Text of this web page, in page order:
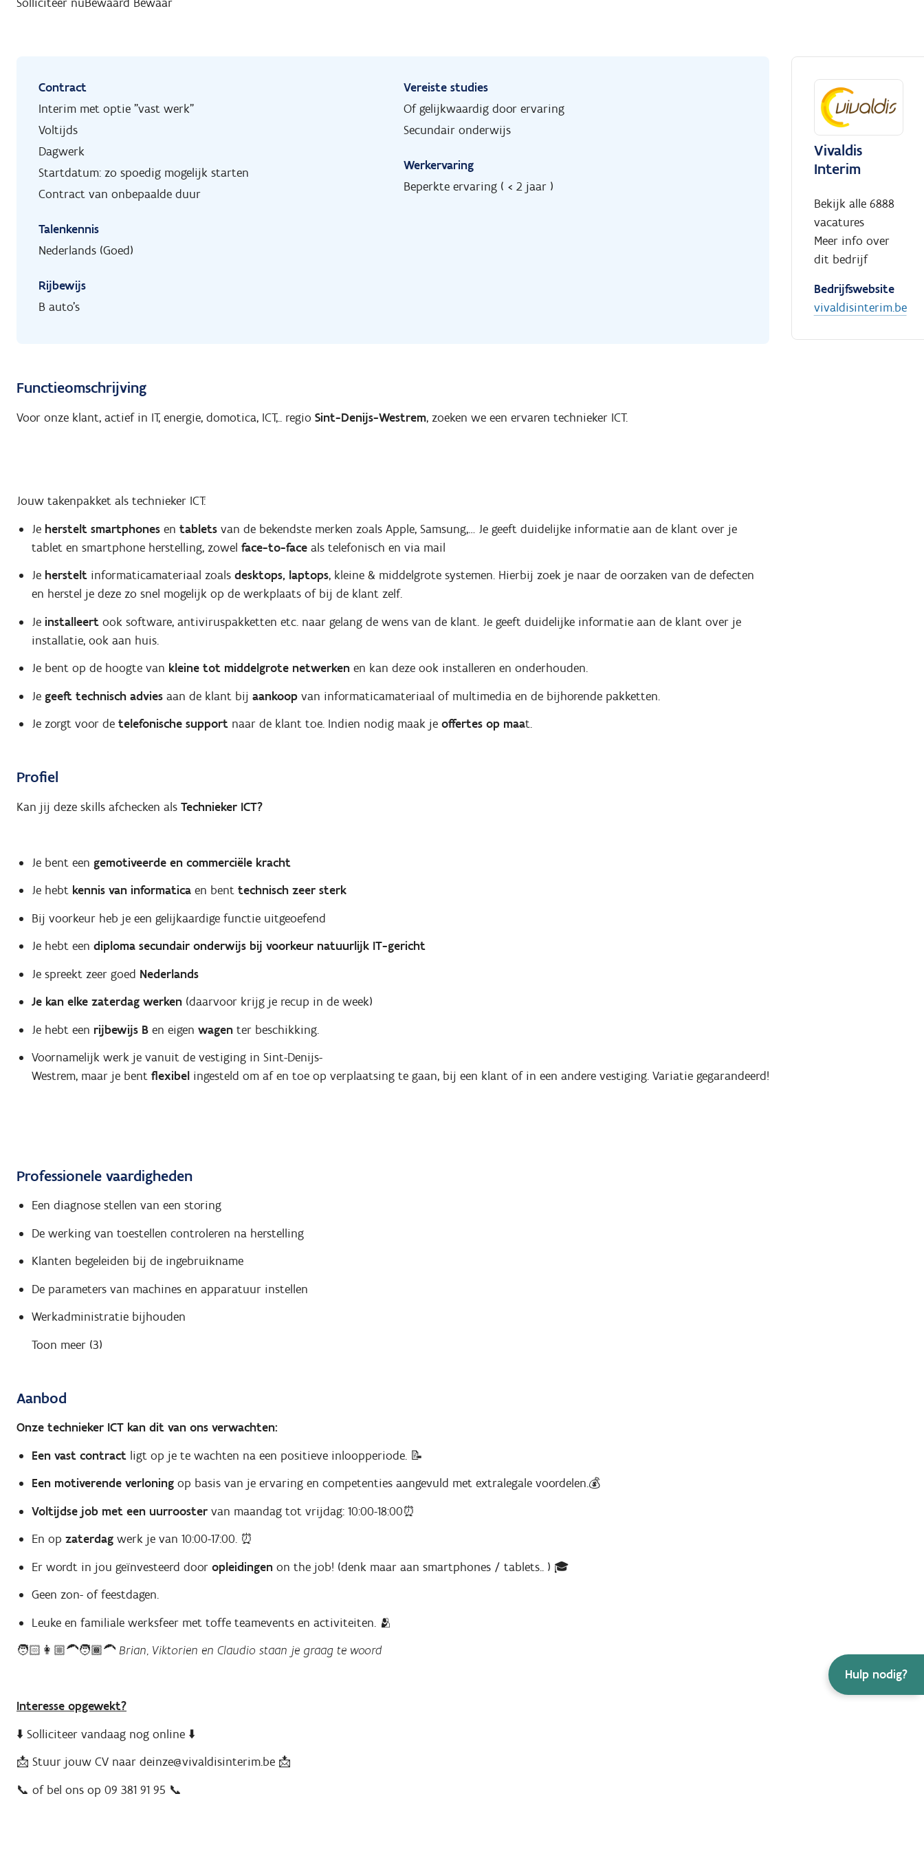
Hulp nodig?
Contract
Interim met optie "vast werk"
Voltijds
Dagwerk
Startdatum: zo spoedig mogelijk starten
Contract van onbepaalde duur
Talenkennis
Nederlands (Goed)
Rijbewijs
B auto's
Vereiste studies
Of gelijkwaardig door ervaring
Secundair onderwijs
Werkervaring
Beperkte ervaring ( < 2 jaar )
Functieomschrijving
Voor onze klant, actief in IT, energie, domotica, ICT,.. regio Sint-Denijs-Westrem, zoeken we een ervaren technieker ICT.
Jouw takenpakket als technieker ICT:
Je herstelt smartphonesen tabletsvan de bekendste merken zoals Apple, Samsung,… Je geeft duidelijke informatie aan de klant over je
tablet en smartphone herstelling, zowel face-to-face als telefonisch en via mail
Je hersteltinformaticamateriaal zoals desktops, laptops, kleine & middelgrote systemen. Hierbij zoek je naar de oorzaken van de defecten
en herstel je deze zo snel mogelijk op de werkplaats of bij de klant zelf.
Je installeertook software, antiviruspakketten etc. naar gelang de wens van de klant. Je geeft duidelijke informatie aan de klant over je
installatie, ook aan huis.
Je bent op de hoogte van kleine tot middelgrote netwerkenen kan deze ook installeren en onderhouden.
Je geeft technisch adviesaan de klant bij aankoopvan informaticamateriaal of multimedia en de bijhorende pakketten.
Je zorgt voor de telefonische supportnaar de klant toe. Indien nodig maak je offertes op maat.
Profiel
Kan jij deze skills afchecken als Technieker ICT?
Je bent een gemotiveerde en commerciële kracht
Je hebt kennis van informaticaen bent technisch zeer sterk
Bij voorkeur heb je een gelijkaardige functie uitgeoefend
Je hebt een diploma secundair onderwijs bij voorkeur natuurlijk IT-gericht
Je spreekt zeer goed Nederlands
Je kan elke zaterdag werken (daarvoor krijg je recup in de week)
Je hebt een rijbewijs Ben eigen wagenter beschikking.
Voornamelijk werk je vanuit de vestiging in Sint-Denijs-
Westrem, maar je bent flexibelingesteld om af en toe op verplaatsing te gaan, bij een klant of in een andere vestiging. Variatie gegarandeerd!
Professionele vaardigheden
Een diagnose stellen van een storing
De werking van toestellen controleren na herstelling
Klanten begeleiden bij de ingebruikname
De parameters van machines en apparatuur instellen
Werkadministratie bijhouden
Toon meer (3)
Aanbod
Onze technieker ICT kan dit van ons verwachten:
Een vast contract ligt op je te wachten na een positieve inloopperiode. 📝
Een motiverende verloningop basis van je ervaring en competenties aangevuld met extralegale voordelen.💰
Voltijdse job met een uurroostervan maandag tot vrijdag: 10:00-18:00⏰
En op zaterdagwerk je van 10:00-17:00. ⏰
Er wordt in jou geïnvesteerd door opleidingenon the job! (denk maar aan smartphones / tablets.. ) 🎓
Geen zon- of feestdagen.
Leuke en familiale werksfeer met toffe teamevents en activiteiten. 🫂
🧑🏻👩🏼‍🦱🧑🏾‍🦱 Brian, Viktorien en Claudio staan je graag te woord
Interesse opgewekt?
⬇️ Solliciteer vandaag nog online ⬇️
📩 Stuur jouw CV naar deinze@vivaldisinterim.be 📩
📞 of bel ons op 09 381 91 95 📞
Vivaldis
Interim
Bekijk alle 6888
vacatures
Meer info over
dit bedrijf
Bedrijfswebsite
vivaldisinterim.be